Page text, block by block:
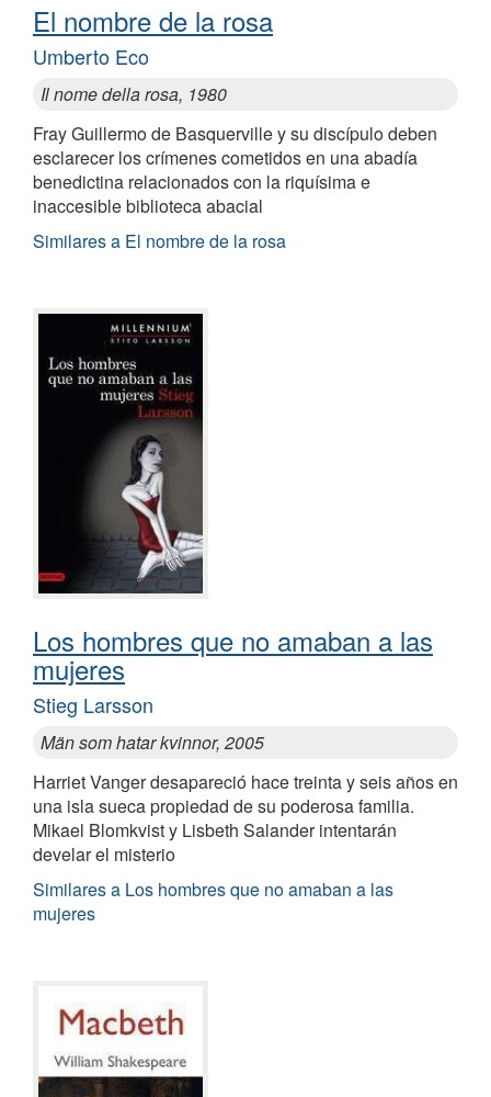
El nombre de la rosa
Umberto Eco
Il nome della rosa, 1980
Fray Guillermo de Basquerville y su discípulo deben
esclarecer los crímenes cometidos en una abadía
benedictina relacionados con la riquísima e
inaccesible biblioteca abacial
Similares a El nombre de la rosa
Los hombres que no amaban a las
mujeres
Stieg Larsson
Män som hatar kvinnor, 2005
Harriet Vanger desapareció hace treinta y seis años en
una isla sueca propiedad de su poderosa familia.
Mikael Blomkvist y Lisbeth Salander intentarán
develar el misterio
Similares a Los hombres que no amaban a las
mujeres